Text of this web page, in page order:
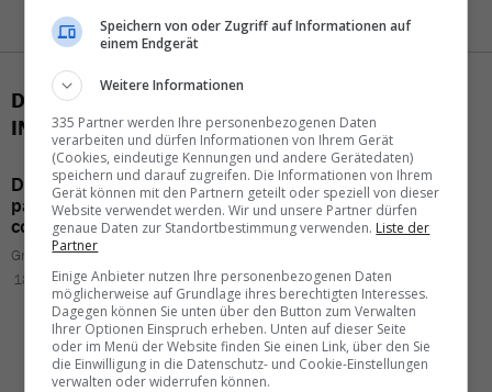
DAS KÖNNTE SIE AUCH
INTERESSIEREN
DTH Travelon agrowth
path:«The signs point to
continued success»
Gregor Waser
18.03.2026 – 08:11
Uganda attractsvisitors
with theBig Seven
Gregor Waser
Speichern von oder Zugriff auf Informationen auf
einem Endgerät
Weitere Informationen
335 Partner werden Ihre personenbezogenen Daten
verarbeiten und dürfen Informationen von Ihrem Gerät
(Cookies, eindeutige Kennungen und andere Gerätedaten)
speichern und darauf zugreifen. Die Informationen von Ihrem
Gerät können mit den Partnern geteilt oder speziell von dieser
Website verwendet werden. Wir und unsere Partner dürfen
genaue Daten zur Standortbestimmung verwenden. Liste der
Partner
Einige Anbieter nutzen Ihre personenbezogenen Daten
möglicherweise auf Grundlage ihres berechtigten Interesses.
Dagegen können Sie unten über den Button zum Verwalten
Ihrer Optionen Einspruch erheben. Unten auf dieser Seite
oder im Menü der Website finden Sie einen Link, über den Sie
die Einwilligung in die Datenschutz- und Cookie-Einstellungen
verwalten oder widerrufen können.